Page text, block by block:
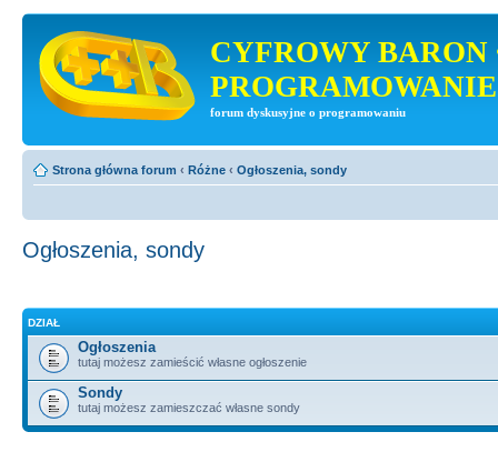
CYFROWY BARON
PROGRAMOWANIE
forum dyskusyjne o programowaniu
Strona główna forum ‹ Różne ‹ Ogłoszenia, sondy
Ogłoszenia, sondy
DZIAŁ
Ogłoszenia
tutaj możesz zamieścić własne ogłoszenie
Sondy
tutaj możesz zamieszczać własne sondy